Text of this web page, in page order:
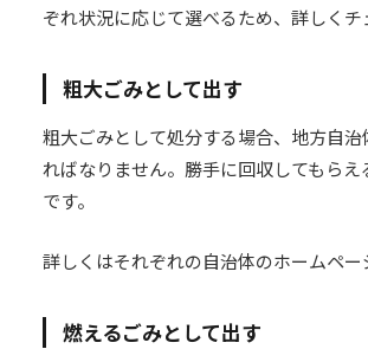
ぞれ状況に応じて選べるため、詳しく
粗大ごみとして出す
粗大ごみとして処分する場合、地方自
ればなりません。勝手に回収してもらえ
です。
詳しくはそれぞれの自治体のホームペ
燃えるごみとして出す